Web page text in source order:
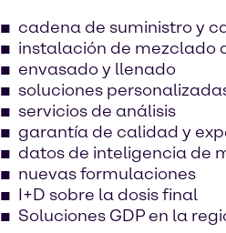
cadena de suministro y
instalación de mezclado
envasado y llenado
soluciones
servicios de análisis
garantía de calidad y
datos de inteligencia de
nuevas formulaciones
I+D sobre la dosis final
Soluciones GDP en la